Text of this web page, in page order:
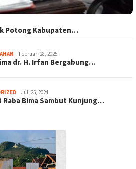
Potong Kabupaten…
Februari 28, 2025
dr. H. Irfan Bergabung…
Juli 25, 2024
Raba Bima Sambut Kunjung…